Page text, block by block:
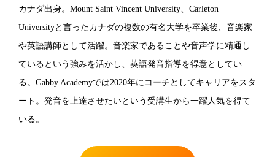
カナダ出身。Mount Saint Vincent University、Carleton
Universityと言ったカナダの複数の有名大学を卒業後、音楽家
や英語講師として活躍。音楽家であることや音声学に精通し
ているという強みを活かし、英語発音指導を得意としてい
る。Gabby Academyでは2020年にコーチとしてキャリアをスタ
ート。発音を上達させたいという受講生から一躍人気を得て
いる。